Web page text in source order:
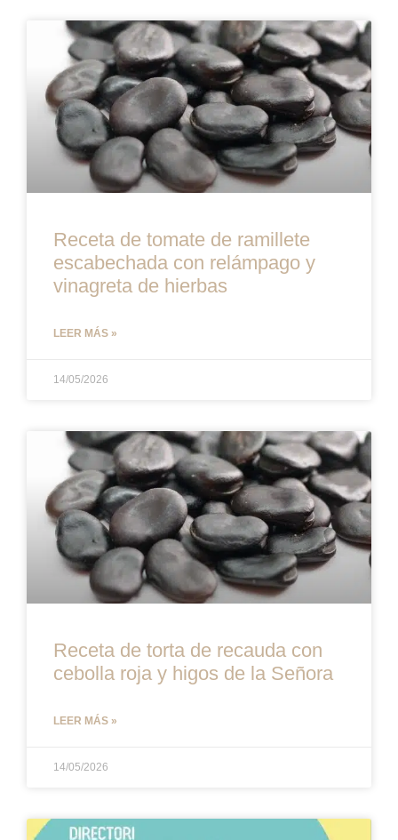
Receta de tomate de ramillete
escabechada con relámpago y
vinagreta de hierbas
LEER MÁS »
14/05/2026
Receta de torta de recauda con
cebolla roja y higos de la Señora
LEER MÁS »
14/05/2026